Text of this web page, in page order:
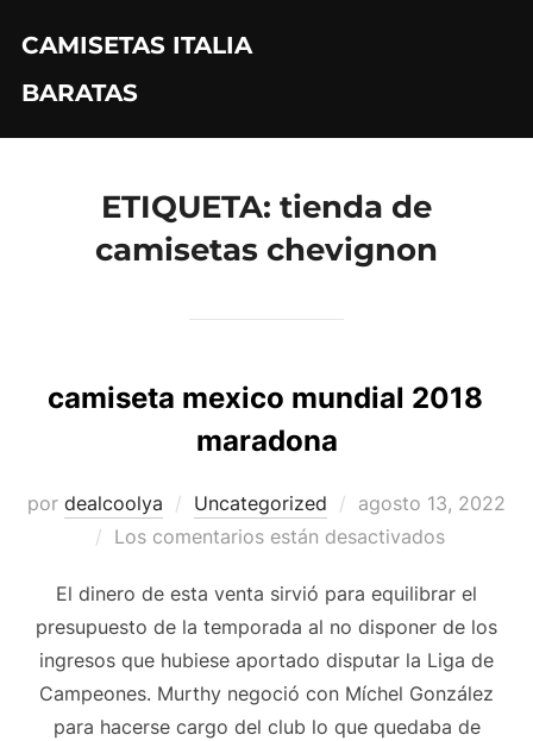
contenido
CAMISETAS ITALIA
BARATAS
ETIQUETA: tienda de
camisetas chevignon
camiseta mexico mundial 2018
maradona
por dealcoolya Uncategorized
Publicado
el
agosto 13, 2022
Los comentarios están desactivados
El dinero de esta venta sirvió para equilibrar el
presupuesto de la temporada al no disponer de los
ingresos que hubiese aportado disputar la Liga de
Campeones. Murthy negoció con Míchel González
para hacerse cargo del club lo que quedaba de